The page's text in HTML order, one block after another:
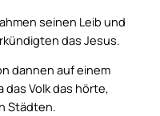
seinen Leib und
das Jesus.
dannen auf einem
das Volk das hörte,
Städten.